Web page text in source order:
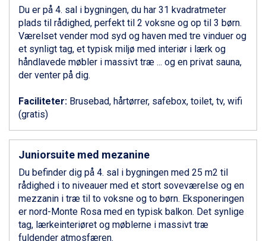
Alleghe fra DKK 5.595
Bad Gastein fra DKK 4.195
Arabba fra DKK 7.045
La Thuile fra DKK 4.595
Val Thorens fra DKK 5.395
Cervinia fra DKK 5.295
Passo Tonale fra DKK 3.795
Saalbach fra DKK 5.945
Sölden fra DKK 8.445
Sestriere fra DKK 4.395
Wagrain fra DKK 4.645
Ischgl fra DKK 7.095
Fieberbrunn fra DKK 6.145
St. Anton fra DKK 7.245
Zell am See fra DKK 4.095
Canazei fra DKK 4.745
Du er på 4. sal i bygningen, du har 31 kvadratmeter
plads til rådighed, perfekt til 2 voksne og op til 3 børn.
Værelset vender mod syd og haven med tre vinduer og
et synligt tag, et typisk miljø med interiør i lærk og
håndlavede møbler i massivt træ ... og en privat sauna,
der venter på dig.
Faciliteter: Brusebad, hårtørrer, safebox, toilet, tv, wifi
(gratis)
Juniorsuite med mezanine
Du befinder dig på 4. sal i bygningen med 25 m2 til
rådighed i to niveauer med et stort soveværelse og en
mezzanin i træ til to voksne og to børn. Eksponeringen
er nord-Monte Rosa med en typisk balkon. Det synlige
tag, lærkeinteriøret og møblerne i massivt træ
fuldender atmosfæren.